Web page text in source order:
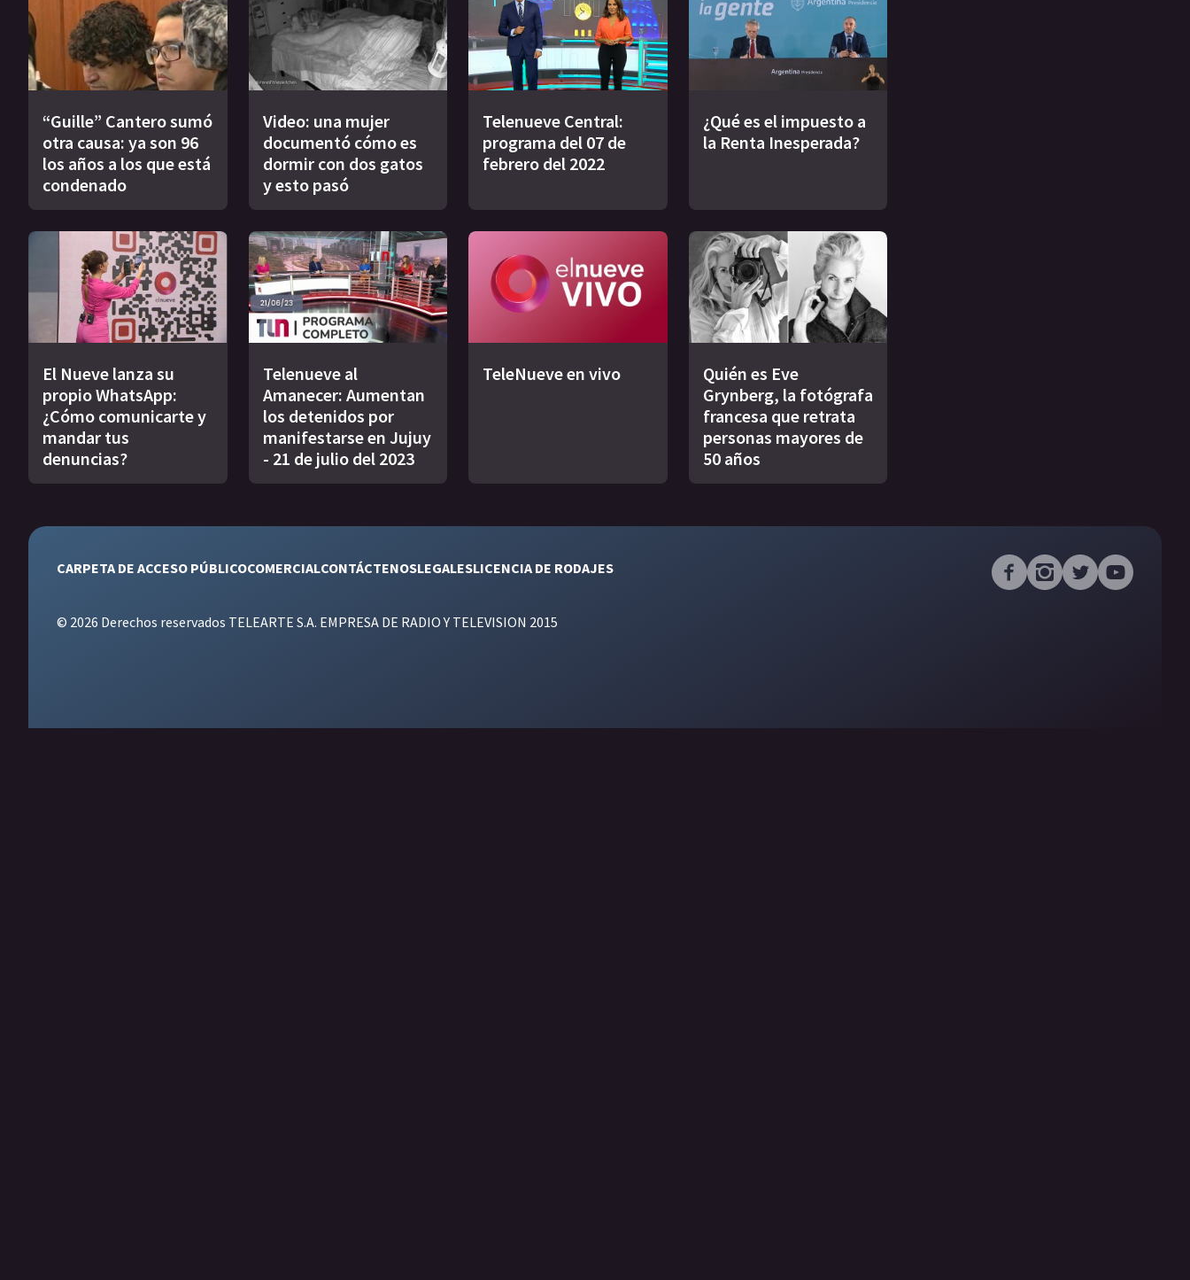
“Guille” Cantero sumó
otra causa: ya son 96
los años a los que está
condenado
Video: una mujer
documentó cómo es
dormir con dos gatos
y esto pasó
Telenueve Central:
programa del 07 de
febrero del 2022
¿Qué es el impuesto a
la Renta Inesperada?
El Nueve lanza su
propio WhatsApp:
¿Cómo comunicarte y
mandar tus
denuncias?
Telenueve al
Amanecer: Aumentan
los detenidos por
manifestarse en Jujuy
- 21 de julio del 2023
TeleNueve en vivo
Quién es Eve
Grynberg, la fotógrafa
francesa que retrata
personas mayores de
50 años
CARPETA DE ACCESO PÚBLICOCOMERCIALCONTÁCTENOSLEGALESLICENCIA DE RODAJES
© 2026 Derechos reservados TELEARTE S.A. EMPRESA DE RADIO Y TELEVISION 2015